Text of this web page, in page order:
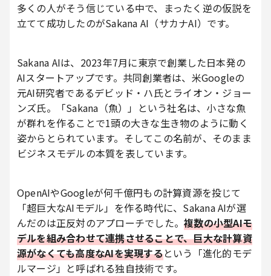
多くの人がそう信じている中で、まったく逆の仮説を
立てて成功したのがSakana AI（サカナAI）です。
Sakana AIは、2023年7月に東京で創業した日本発の
AIスタートアップです。共同創業者は、米Googleの
元AI研究者であるデビッド・ハ氏とライオン・ジョー
ンズ氏。「Sakana（魚）」という社名は、小さな魚
が群れを作ることで1頭の大きな生き物のように動く
姿からとられています。そしてこの名前が、そのまま
ビジネスモデルの本質を表しています。
OpenAIやGoogleが何千億円もの計算資源を投じて
「超巨大なAIモデル」を作る時代に、Sakana AIが選
んだのは正反対のアプローチでした。複数の小型AIモ
デルを組み合わせて連携させることで、巨大な計算資
源がなくても高度なAIを実現するという「進化的モデ
ルマージ」と呼ばれる独自技術です。